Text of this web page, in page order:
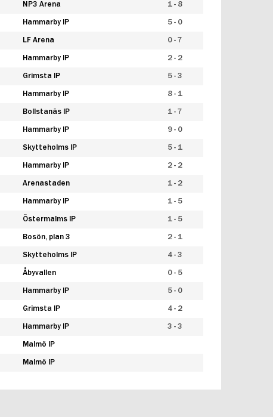
NP3 Arena 1 - 8
Hammarby IP 5 - 0
LF Arena 0 - 7
Hammarby IP 2 - 2
Grimsta IP 5 - 3
Hammarby IP 8 - 1
Bollstanäs IP 1 - 7
Hammarby IP 9 - 0
Skytteholms IP 5 - 1
Hammarby IP 2 - 2
Arenastaden 1 - 2
Hammarby IP 1 - 5
Östermalms IP 1 - 5
Bosön, plan 3 2 - 1
Skytteholms IP 4 - 3
Åbyvallen 0 - 5
Hammarby IP 5 - 0
Grimsta IP 4 - 2
Hammarby IP 3 - 3
Malmö IP
Malmö IP